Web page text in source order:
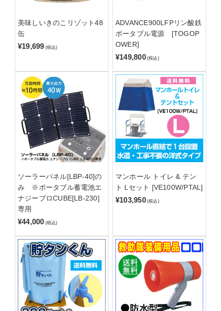
美味しいきのこリゾット48
缶
¥19,699 (税込)
ADVANCE900LFPリン酸鉄
ポータブル電源 [TOGOP
OWER]
¥149,800 (税込)
ソーラーパネル[LBP-40]の
み ※ポータブル蓄電池エ
ナジープロCUBE[LB-230]
専用
¥44,000 (税込)
マンホール トイレ & テン
ト Lセット [VE100W/PTAL]
¥103,950 (税込)